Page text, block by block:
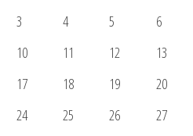
3
4 5 6
10
11 12 13
17
18 19 20
24
25 26 27